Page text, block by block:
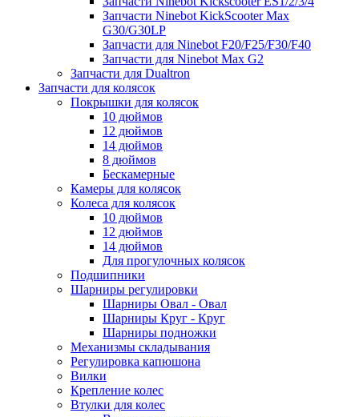
Запчасти Ninebot KickScooter Max
G30/G30LP
Запчасти для Ninebot F20/F25/F30/F40
Запчасти для Ninebot Max G2
Запчасти для Dualtron
Запчасти для колясок
Покрышки для колясок
10 дюймов
12 дюймов
14 дюймов
8 дюймов
Бескамерные
Камеры для колясок
Колеса для колясок
10 дюймов
12 дюймов
14 дюймов
Для прогулочных колясок
Подшипники
Шарниры регулировки
Шарниры Овал - Овал
Шарниры Круг - Круг
Шарниры подножки
Механизмы складывания
Регулировка капюшона
Вилки
Крепление колес
Втулки для колес